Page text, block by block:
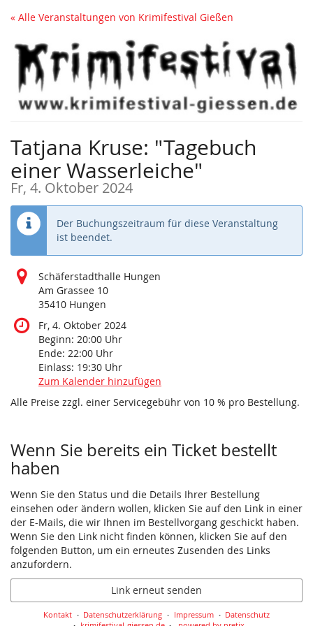
Zum
Inhalt
springen
« Alle Veranstaltungen von Krimifestival Gießen
Tatjana Kruse: "Tagebuch
einer Wasserleiche"
Fr, 4. Oktober 2024
Der Buchungszeitraum für diese Veranstaltung
ist beendet.
Schäferstadthalle Hungen
Am Grassee 10
35410 Hungen
Fr, 4. Oktober 2024
Beginn: 20:00 Uhr
Ende: 22:00 Uhr
Einlass: 19:30 Uhr
Zum Kalender hinzufügen
Alle Preise zzgl. einer Servicegebühr von 10 % pro Bestellung.
Wenn Sie bereits ein Ticket bestellt
haben
Wenn Sie den Status und die Details Ihrer Bestellung
einsehen oder ändern wollen, klicken Sie auf den Link in einer
der E-Mails, die wir Ihnen im Bestellvorgang geschickt haben.
Wenn Sie den Link nicht finden können, klicken Sie auf den
folgenden Button, um ein erneutes Zusenden des Links
anzufordern.
Link erneut senden
Kontakt Datenschutzerklärung Impressum
Datenschutz